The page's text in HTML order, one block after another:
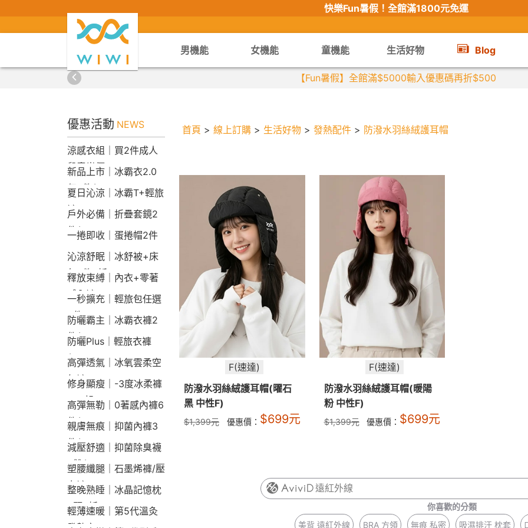
快樂Fun暑假！ 全館滿1800元免運
男機能 女機能 童機能 生活好物 Blog
【Fun暑假】全館滿$5000輸入優惠碼再折$500
優惠活動 NEWS
涼感衣組｜買2件成人
兒童半價
新品上市｜冰霸衣2.0
任2件$2290
夏日沁涼｜冰霸T+輕旅
褲
戶外必備｜折疊套鏡2
件$1790
一捲即收｜蛋捲帽2件
1790
沁涼舒眠｜冰舒被+床
包2件9折
釋放束縛｜內衣+零著
感內褲
一秒擴充｜輕旅包任選
2件2190
防曬霸主｜冰霸衣褲2
件$1790
防曬Plus｜輕旅衣褲
$2190
高彈透氣｜冰氧雲柔空
氣褲
修身顯瘦｜-3度冰柔褲
790起
高彈無勒｜0著感內褲6
件$1290
親膚無痕｜抑菌內褲3
件$790
減壓舒適｜抑菌除臭襪
3雙$660
塑腰纖腿｜石墨烯褲/壓
力褲
整晚熟睡｜冰晶記憶枕
2顆9折
輕薄速暖｜第5代溫灸
首頁 > 線上訂購 > 生活好物 > 發熱配件 > 防潑水羽絲絨護耳帽
F(速達)
防潑水羽絲絨護耳帽(曜石
黑 中性F)
$1,399元 優惠價： $699元
F(速達)
防潑水羽絲絨護耳帽(暖陽
粉 中性F)
$1,399元 優惠價： $699元
遠紅外線
你喜歡的分類
美背 遠紅外線
BRA 方領 無痕 私密 吸濕排汗 枕套